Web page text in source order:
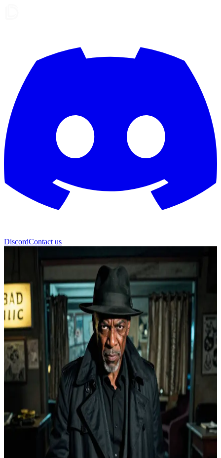
DiscordContact us
Ρούφους Τέρνερ